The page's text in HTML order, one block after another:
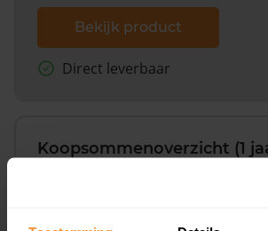
Bekijk product
Direct leverbaar
Koopsommenoverzicht (1